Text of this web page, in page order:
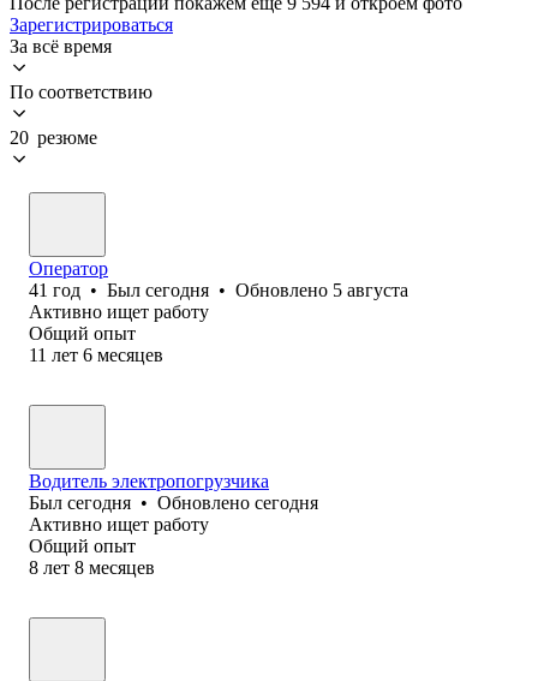
Зарегистрироваться
За всё время
По соответствию
20 резюме
Оператор
41 год • Был сегодня • Обновлено 5 августа
Активно ищет работу
Общий опыт
11 лет 6 месяцев
Водитель электропогрузчика
Был сегодня • Обновлено сегодня
Активно ищет работу
Общий опыт
8 лет 8 месяцев